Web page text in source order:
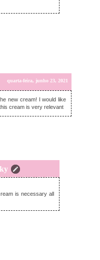
quarta-feira, junho 23, 2021
new cream! I would like
cream is very relevant
feira, junho 24, 2021
is necessary all